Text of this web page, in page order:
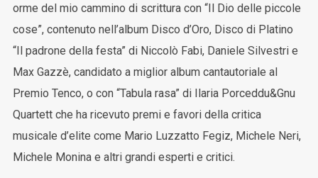
orme del mio cammino di scrittura con “Il Dio delle piccole
cose”, contenuto nell’album Disco d’Oro, Disco di Platino
“Il padrone della festa” di Niccolò Fabi, Daniele Silvestri e
Max Gazzè, candidato a miglior album cantautoriale al
Premio Tenco, o con “Tabula rasa” di Ilaria Porceddu&Gnu
Quartett che ha ricevuto premi e favori della critica
musicale d’elite come Mario Luzzatto Fegiz, Michele Neri,
Michele Monina e altri grandi esperti e critici.